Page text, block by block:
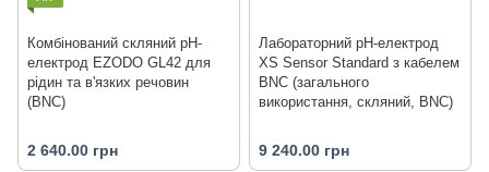
Комбінований скляний рН-
електрод EZODO GL42 для
рідин та в'язких речовин
(BNC)
2 640.00 грн
Лабораторний pH-електрод
XS Sensor Standard з кабелем
BNC (загального
використання, скляний, BNC)
9 240.00 грн